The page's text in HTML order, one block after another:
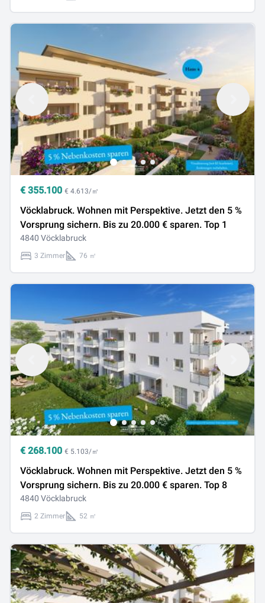
€ 355.100 € 4.613/㎡
Vöcklabruck. Wohnen mit Perspektive. Jetzt den 5 %
Vorsprung sichern. Bis zu 20.000 € sparen. Top 1
4840 Vöcklabruck
3 Zimmer 76 ㎡
€ 268.100 € 5.103/㎡
Vöcklabruck. Wohnen mit Perspektive. Jetzt den 5 %
Vorsprung sichern. Bis zu 20.000 € sparen. Top 8
4840 Vöcklabruck
2 Zimmer 52 ㎡